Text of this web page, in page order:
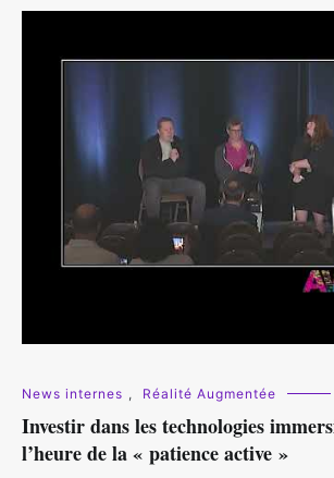
News internes , Réalité Augmentée
Investir dans les technologies
l’heure de la « patience active »